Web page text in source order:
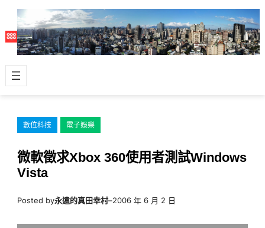
主
容
數位科技 電子娛樂
微軟徵求Xbox 360使用者測試Windows
Vista
Posted by永遠的真田幸村–2006 年 6 月 2 日